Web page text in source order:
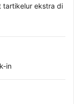
tartikelur ekstra di
in